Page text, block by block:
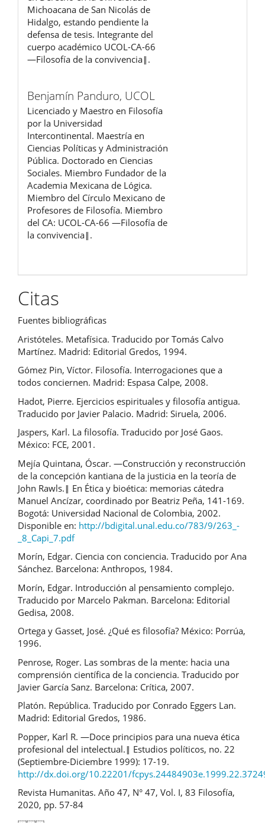
Michoacana de San Nicolás de
Hidalgo, estando pendiente la
defensa de tesis. Integrante del
cuerpo académico UCOL-CA-66
―Filosofía de la convivencia‖.
Benjamín Panduro, UCOL
Licenciado y Maestro en Filosofía
por la Universidad
Intercontinental. Maestría en
Ciencias Políticas y Administración
Pública. Doctorado en Ciencias
Sociales. Miembro Fundador de la
Academia Mexicana de Lógica.
Miembro del Círculo Mexicano de
Profesores de Filosofía. Miembro
del CA: UCOL-CA-66 ―Filosofía de
la convivencia‖.
Citas
Fuentes bibliográficas
Aristóteles. Metafísica. Traducido por Tomás Calvo
Martínez. Madrid: Editorial Gredos, 1994.
Gómez Pin, Víctor. Filosofía. Interrogaciones que a
todos conciernen. Madrid: Espasa Calpe, 2008.
Hadot, Pierre. Ejercicios espirituales y filosofía antigua.
Traducido por Javier Palacio. Madrid: Siruela, 2006.
Jaspers, Karl. La filosofía. Traducido por José Gaos.
México: FCE, 2001.
Mejía Quintana, Óscar. ―Construcción y reconstrucción
de la concepción kantiana de la justicia en la teoría de
John Rawls.‖ En Ética y bioética: memorias cátedra
Manuel Ancízar, coordinado por Beatriz Peña, 141-169.
Bogotá: Universidad Nacional de Colombia, 2002.
Disponible en: http://bdigital.unal.edu.co/783/9/263_-
_8_Capi_7.pdf
Morín, Edgar. Ciencia con conciencia. Traducido por Ana
Sánchez. Barcelona: Anthropos, 1984.
Morín, Edgar. Introducción al pensamiento complejo.
Traducido por Marcelo Pakman. Barcelona: Editorial
Gedisa, 2008.
Ortega y Gasset, José. ¿Qué es filosofía? México: Porrúa,
1996.
Penrose, Roger. Las sombras de la mente: hacia una
comprensión científica de la conciencia. Traducido por
Javier García Sanz. Barcelona: Crítica, 2007.
Platón. República. Traducido por Conrado Eggers Lan.
Madrid: Editorial Gredos, 1986.
Popper, Karl R. ―Doce principios para una nueva ética
profesional del intelectual.‖ Estudios políticos, no. 22
(Septiembre-Diciembre 1999): 17-19.
http://dx.doi.org/10.22201/
Revista Humanitas. Año 47, N° 47, Vol. I, 83 Filosofía,
2020, pp. 57-84